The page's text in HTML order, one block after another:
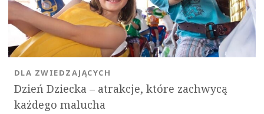
Dzień Dziecka – atrakcje, które zachwycą
każdego malucha
DLA ZWIEDZAJĄCYCH